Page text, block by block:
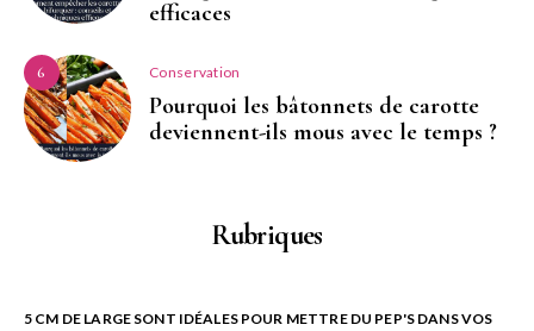
efficaces
6 Conservation
Pourquoi les bâtonnets de carotte
deviennent-ils mous avec le temps ?
Rubriques
5 CM DE LARGE SONT IDÉALES POUR METTRE DU PEP'S DANS VOS